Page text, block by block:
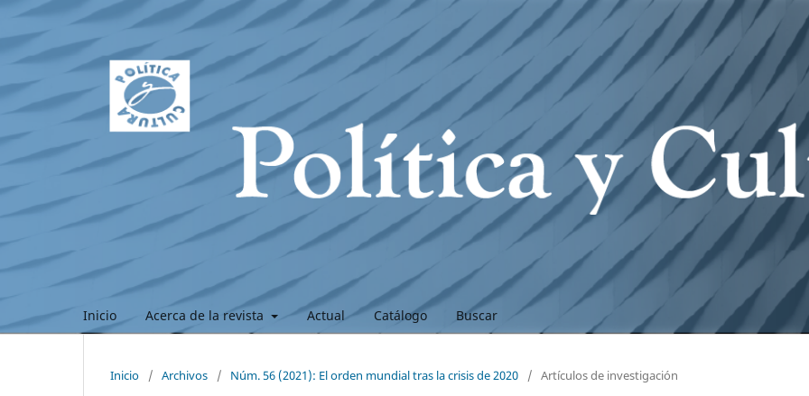
Inicio Acerca de la revista Actual Catálogo Buscar
Inicio / Archivos / Núm. 56 (2021): El orden mundial tras la crisis de 2020 / Artículos de investigación